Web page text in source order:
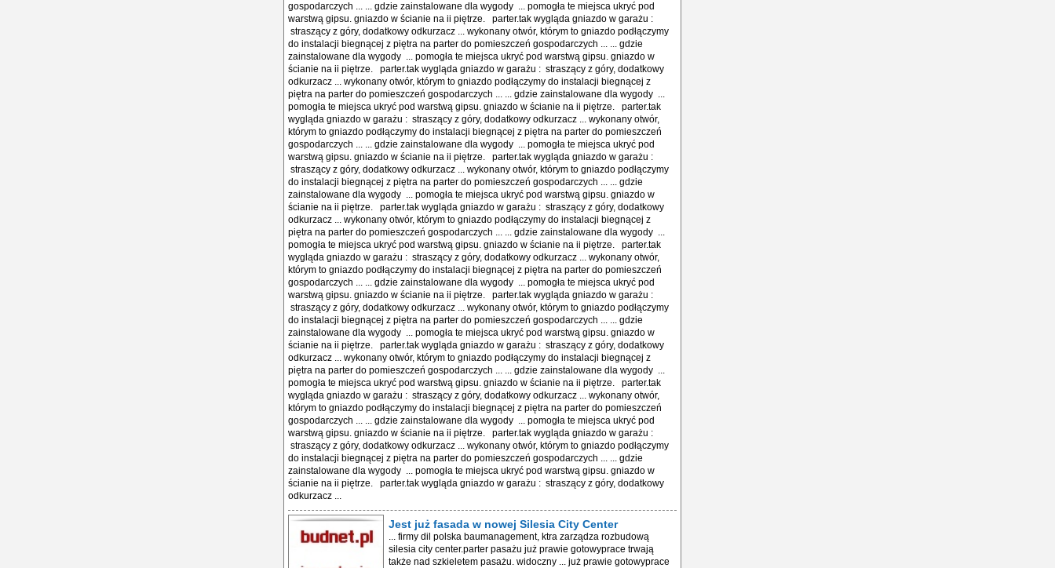
gospodarczych ... ... gdzie zainstalowane dla wygody ... pomogła te miejsca ukryć pod
warstwą gipsu. gniazdo w ścianie na ii piętrze. parter.tak wygląda gniazdo w garażu :
straszący z góry, dodatkowy odkurzacz ... wykonany otwór, którym to gniazdo podłączymy
do instalacji biegnącej z piętra na parter do pomieszczeń gospodarczych ... ... gdzie
zainstalowane dla wygody ... pomogła te miejsca ukryć pod warstwą gipsu. gniazdo w
ścianie na ii piętrze. parter.tak wygląda gniazdo w garażu : straszący z góry, dodatkowy
odkurzacz ... wykonany otwór, którym to gniazdo podłączymy do instalacji biegnącej z
piętra na parter do pomieszczeń gospodarczych ... ... gdzie zainstalowane dla wygody ...
pomogła te miejsca ukryć pod warstwą gipsu. gniazdo w ścianie na ii piętrze. parter.tak
wygląda gniazdo w garażu : straszący z góry, dodatkowy odkurzacz ... wykonany otwór,
którym to gniazdo podłączymy do instalacji biegnącej z piętra na parter do pomieszczeń
gospodarczych ... ... gdzie zainstalowane dla wygody ... pomogła te miejsca ukryć pod
warstwą gipsu. gniazdo w ścianie na ii piętrze. parter.tak wygląda gniazdo w garażu :
straszący z góry, dodatkowy odkurzacz ... wykonany otwór, którym to gniazdo podłączymy
do instalacji biegnącej z piętra na parter do pomieszczeń gospodarczych ... ... gdzie
zainstalowane dla wygody ... pomogła te miejsca ukryć pod warstwą gipsu. gniazdo w
ścianie na ii piętrze. parter.tak wygląda gniazdo w garażu : straszący z góry, dodatkowy
odkurzacz ... wykonany otwór, którym to gniazdo podłączymy do instalacji biegnącej z
piętra na parter do pomieszczeń gospodarczych ... ... gdzie zainstalowane dla wygody ...
pomogła te miejsca ukryć pod warstwą gipsu. gniazdo w ścianie na ii piętrze. parter.tak
wygląda gniazdo w garażu : straszący z góry, dodatkowy odkurzacz ... wykonany otwór,
którym to gniazdo podłączymy do instalacji biegnącej z piętra na parter do pomieszczeń
gospodarczych ... ... gdzie zainstalowane dla wygody ... pomogła te miejsca ukryć pod
warstwą gipsu. gniazdo w ścianie na ii piętrze. parter.tak wygląda gniazdo w garażu :
straszący z góry, dodatkowy odkurzacz ... wykonany otwór, którym to gniazdo podłączymy
do instalacji biegnącej z piętra na parter do pomieszczeń gospodarczych ... ... gdzie
zainstalowane dla wygody ... pomogła te miejsca ukryć pod warstwą gipsu. gniazdo w
ścianie na ii piętrze. parter.tak wygląda gniazdo w garażu : straszący z góry, dodatkowy
odkurzacz ... wykonany otwór, którym to gniazdo podłączymy do instalacji biegnącej z
piętra na parter do pomieszczeń gospodarczych ... ... gdzie zainstalowane dla wygody ...
pomogła te miejsca ukryć pod warstwą gipsu. gniazdo w ścianie na ii piętrze. parter.tak
wygląda gniazdo w garażu : straszący z góry, dodatkowy odkurzacz ... wykonany otwór,
którym to gniazdo podłączymy do instalacji biegnącej z piętra na parter do pomieszczeń
gospodarczych ... ... gdzie zainstalowane dla wygody ... pomogła te miejsca ukryć pod
warstwą gipsu. gniazdo w ścianie na ii piętrze. parter.tak wygląda gniazdo w garażu :
straszący z góry, dodatkowy odkurzacz ... wykonany otwór, którym to gniazdo podłączymy
do instalacji biegnącej z piętra na parter do pomieszczeń gospodarczych ... ... gdzie
zainstalowane dla wygody ... pomogła te miejsca ukryć pod warstwą gipsu. gniazdo w
ścianie na ii piętrze. parter.tak wygląda gniazdo w garażu : straszący z góry, dodatkowy
odkurzacz ...
Jest już fasada w nowej Silesia City Center
... firmy dil polska baumanagement, ktra zarządza rozbudową
silesia city center.parter pasażu już prawie gotowyprace trwają
także nad szkieletem pasażu. widoczny ... już prawie gotowyprace